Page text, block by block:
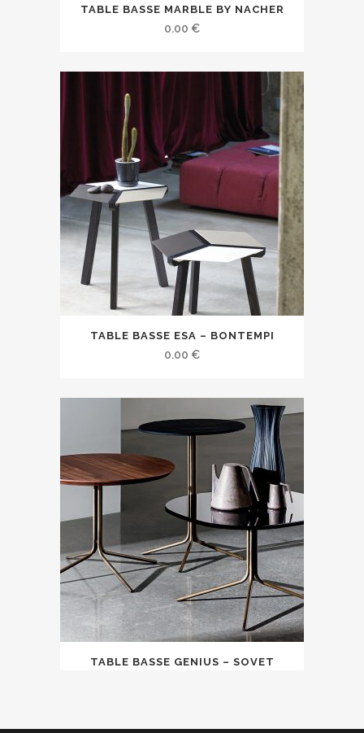
TABLE BASSE MARBLE BY NACHER
0.00 €
TABLE BASSE ESA – BONTEMPI
0.00 €
TABLE BASSE GENIUS – SOVET